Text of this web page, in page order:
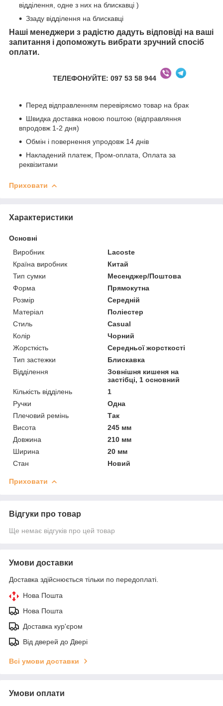
відділення, одне з них на блискавці )
Ззаду відділення на блискавці
Наші менеджери з радістю дадуть відповіді на ваші
запитання і допоможуть вибрати зручний спосіб
оплати.
ТЕЛЕФОНУЙТЕ: 097 53 58 944
Перед відправленням перевіряємо товар на брак
Швидка доставка новою поштою (відправляння
впродовж 1-2 дня)
Обмін і повернення упродовж 14 днів
Накладений платеж, Пром-оплата, Оплата за
реквізитами
Приховати
Характеристики
Основні
Виробник
Lacoste
Країна виробник
Китай
Тип сумки
Месенджер/Поштова
Форма
Прямокутна
Розмір
Середній
Матеріал
Поліестер
Стиль
Casual
Колір
Чорний
Жорсткість
Середньої жорсткості
Тип застежки
Блискавка
Відділення
Зовнішня кишеня на
застібці, 1 основний
Кількість відділень
1
Ручки
Одна
Плечовий ремінь
Так
Висота
245 мм
Довжина
210 мм
Ширина
20 мм
Стан
Новий
Приховати
Відгуки про товар
Ще немає відгуків про цей товар
Умови доставки
Доставка здійснюється тільки по передоплаті.
Нова Пошта
Нова Пошта
Доставка кур'єром
Від дверей до Двері
Всі умови доставки
Умови оплати